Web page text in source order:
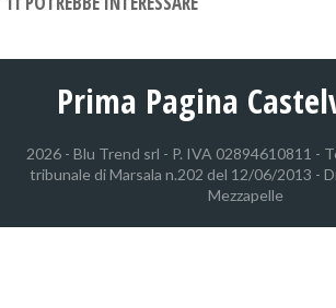
Prima Pagina
2026 - Blu Trend srl - P. IVA 02894610811 -
tribunale di Marsala n.202 del 12/06/2013 -
Mezzapelle